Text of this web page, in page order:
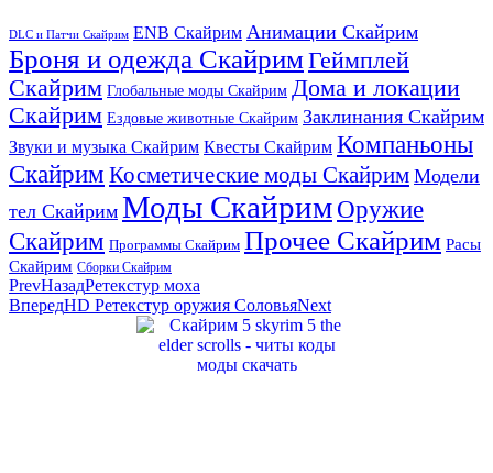
DLC и Патчи Скайрим ENB Скайрим Анимации Скайрим
Броня и одежда СкайримГеймплей
Скайрим Глобальные моды Скайрим Дома и локации
Скайрим Ездовые животные Скайрим Заклинания Скайрим
Звуки и музыка Скайрим Квесты Скайрим Компаньоны
Скайрим Косметические моды Скайрим Модели
тел Скайрим Моды Скайрим Оружие
Скайрим Программы Скайрим Прочее Скайрим Расы
Скайрим Сборки Скайрим
PrevНазадРетекстур моха
ВпередHD Ретекстур оружия СоловьяNext